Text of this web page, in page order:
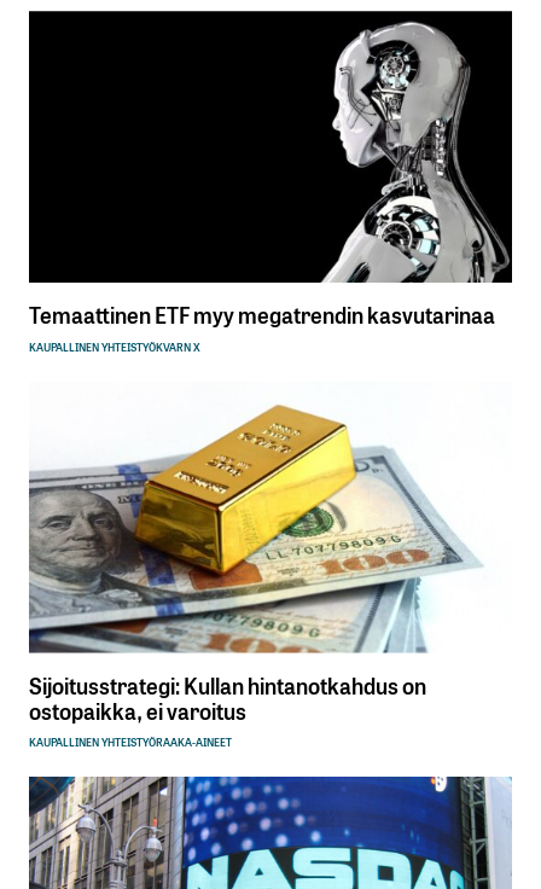
Temaattinen ETF myy megatrendin kasvutarinaa
KAUPALLINEN YHTEISTYÖKVARN X
Sijoitusstrategi: Kullan hintanotkahdus on
ostopaikka, ei varoitus
KAUPALLINEN YHTEISTYÖRAAKA-AINEET